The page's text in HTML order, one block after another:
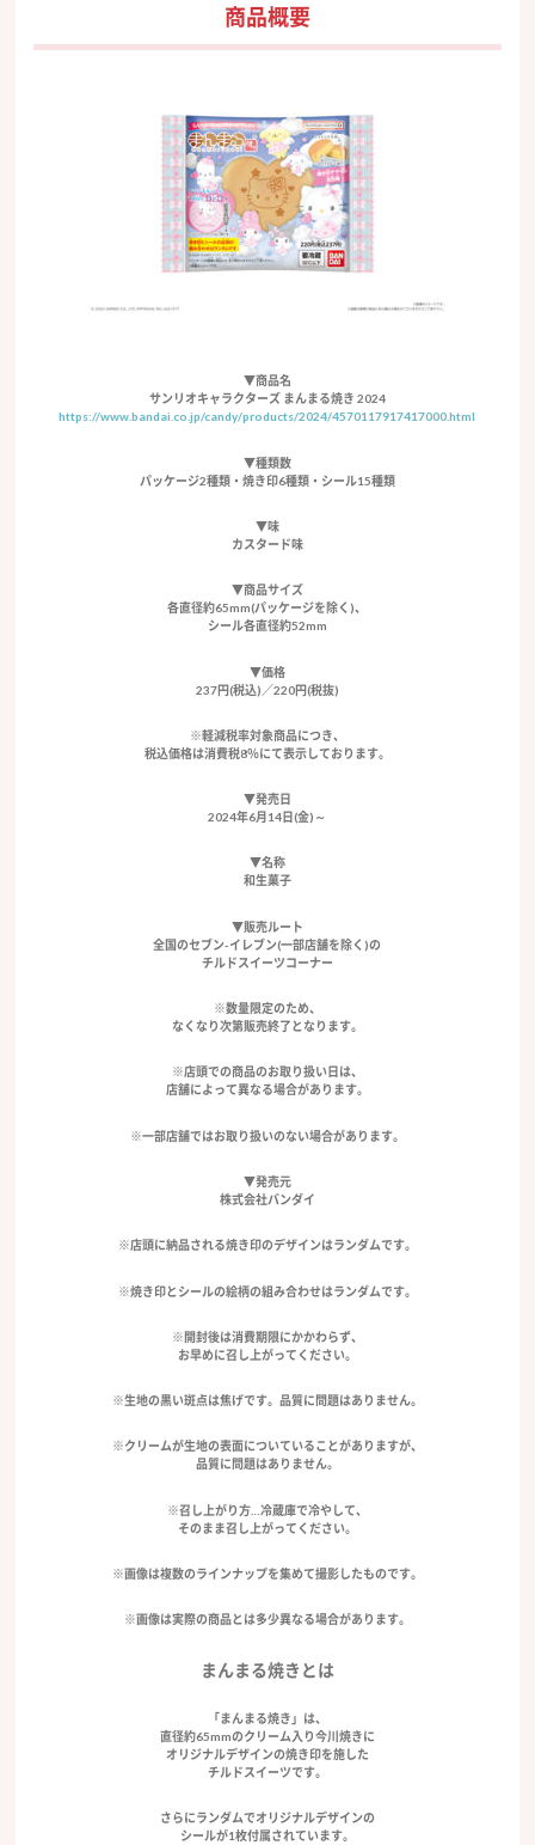
商品概要
▼商品名
サンリオキャラクターズ まんまる焼き 2024
https://www.bandai.co.jp/candy/products/2024/4570117917417000.html
▼種類数
パッケージ2種類・焼き印6種類・シール15種類
▼味
カスタード味
▼商品サイズ
各直径約65mm(パッケージを除く)、
シール各直径約52mm
▼価格
237円(税込)／220円(税抜)
※軽減税率対象商品につき、
税込価格は消費税8％にて表示しております。
▼発売日
2024年6月14日(金)～
▼名称
和生菓子
▼販売ルート
全国のセブン-イレブン(一部店舗を除く)の
チルドスイーツコーナー
※数量限定のため、
なくなり次第販売終了となります。
※店頭での商品のお取り扱い日は、
店舗によって異なる場合があります。
※一部店舗ではお取り扱いのない場合があります。
▼発売元
株式会社バンダイ
※店頭に納品される焼き印のデザインはランダムです。
※焼き印とシールの絵柄の組み合わせはランダムです。
※開封後は消費期限にかかわらず、
お早めに召し上がってください。
※生地の黒い斑点は焦げです。品質に問題はありません。
※クリームが生地の表面についていることがありますが、
品質に問題はありません。
※召し上がり方…冷蔵庫で冷やして、
そのまま召し上がってください。
※画像は複数のラインナップを集めて撮影したものです。
※画像は実際の商品とは多少異なる場合があります。
まんまる焼きとは
「まんまる焼き」は、
直径約65mmのクリーム入り今川焼きに
オリジナルデザインの焼き印を施した
チルドスイーツです。
さらにランダムでオリジナルデザインの
シールが1枚付属されています。